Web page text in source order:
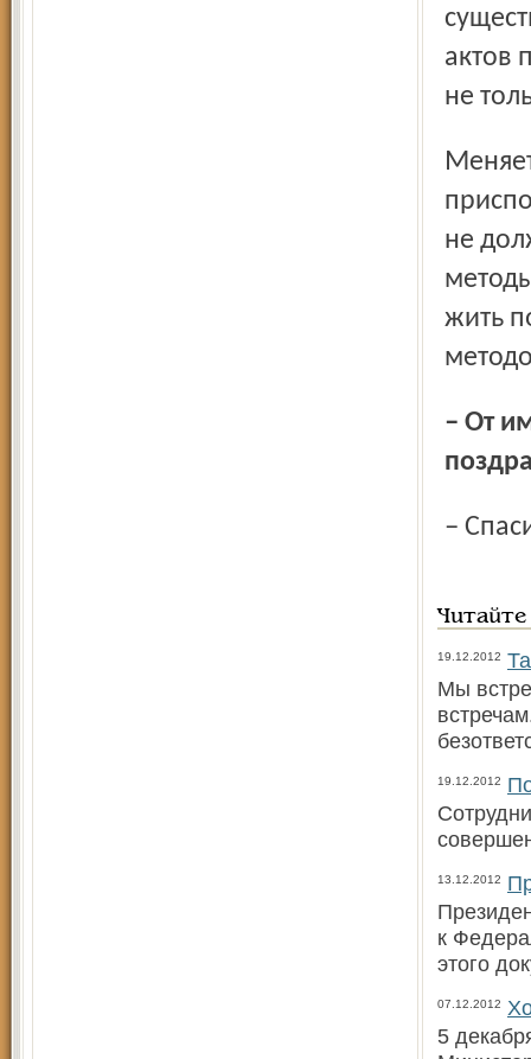
актов
не
Меняется законодатель­ство, преступники начинают
не
жить
– От имени редакции «Полицейского вестника»
–
19.12.2012
Мы
19.12.2012
13.12.2012
к
этого
07.12.2012
5